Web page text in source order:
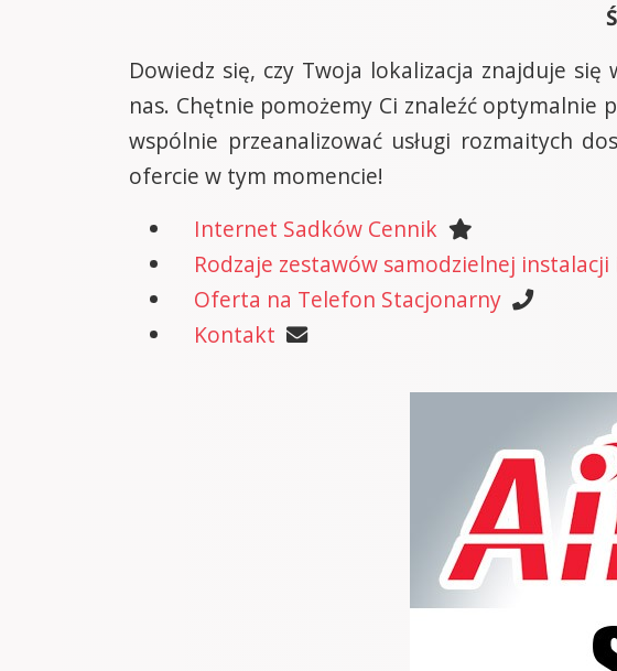
Dowiedz się, czy Twoja lokalizacja znajduje
nas. Chętnie pomożemy Ci znaleźć optymalnie
wspólnie przeanalizować usługi rozmaitych
ofercie w tym momencie!
Internet Sadków Cennik
Rodzaje zestawów samodzielnej
Oferta na Telefon Stacjonarny
Kontakt